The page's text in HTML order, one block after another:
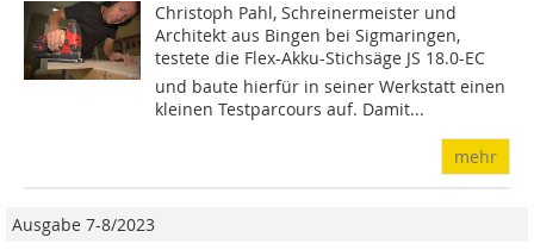
Christoph Pahl, Schreinermeister und
Architekt aus Bingen bei Sigmaringen,
testete die Flex-Akku-Stichsäge JS 18.0-EC
und baute hierfür in seiner Werkstatt einen
kleinen Testparcours auf. Damit...
mehr
Ausgabe 7-8/2023